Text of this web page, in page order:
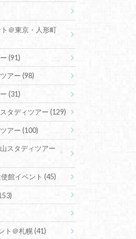
＠東京・人形町
ー(91)
アー(98)
ー(31)
タディツアー(129)
アー(100)
スタディツアー
館イベント(45)
ト＠札幌(41)